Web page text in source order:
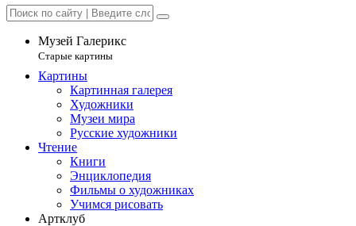
Музей Галерикс
Старые картины
Картины
Картинная галерея
Художники
Музеи мира
Русские художники
Чтение
Книги
Энциклопедия
Фильмы о художниках
Учимся рисовать
Артклуб